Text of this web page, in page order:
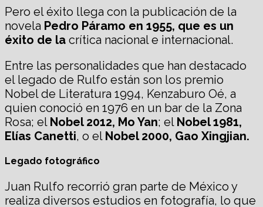
Pero el éxito llega con la publicación de la
novela Pedro Páramo en 1955, que es un
éxito de la crítica nacional e internacional.
Entre las personalidades que han destacado
el legado de Rulfo están son los premio
Nobel de Literatura 1994, Kenzaburo Oé, a
quien conoció en 1976 en un bar de la Zona
Rosa; el Nobel 2012, Mo Yan; el Nobel 1981,
Elías Canetti, o el Nobel 2000, Gao Xingjian.
Legado fotográfico
Juan Rulfo recorrió gran parte de México y
realiza diversos estudios en fotografía, lo que